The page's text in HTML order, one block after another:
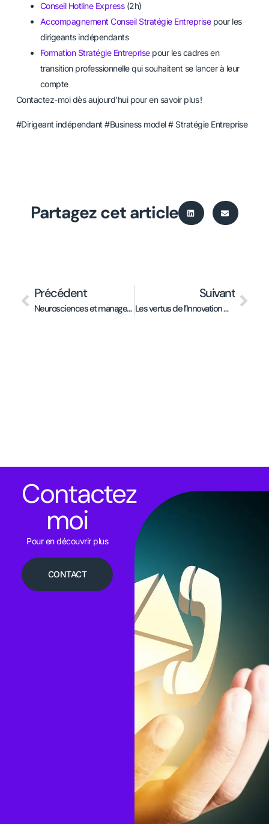
Conseil Hotline Express(2h)
Accompagnement Conseil Stratégie Entreprisepour les
dirigeants indépendants
Formation Stratégie Entreprisepour les cadres en
transition professionnelle qui souhaitent se lancer à leur
compte
Contactez-moi dès aujourd’hui pour en savoir plus !
#Dirigeant indépendant #Business model # Stratégie Entreprise
Partagez cet article
Précédent
Neurosciences et management d’équipes : les nouvelles clés de la performance collective
Suivant
Les vertus de l’Innovation Ouverte en management
Contactez
moi
Pour en découvrir plus
CONTACT